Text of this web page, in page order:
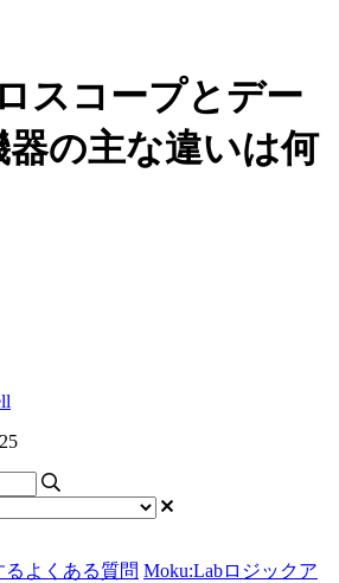
スコープとデー
器の主な違いは何
るよくある質問 Moku:Labロジックア